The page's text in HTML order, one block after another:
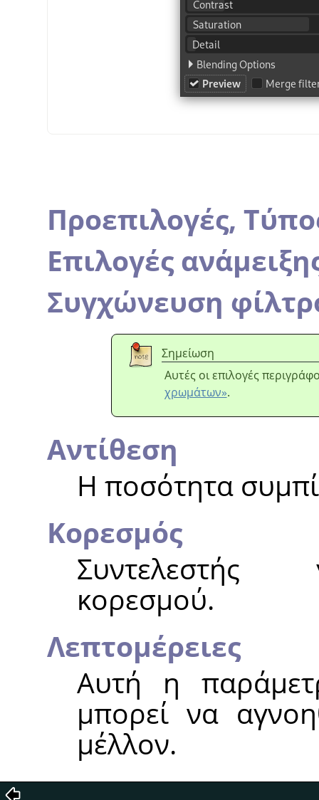
Προεπιλογές,
Επιλογές
Συγχώνευση
Σημείωση
Αυτές οι επιλογές
χρωμάτων».
Αντίθεση
Η ποσότητα
Κορεσμός
Συντελεστής
κορεσμού.
Λεπτομέρειες
Αυτή η
μπορεί να
μέλλον.